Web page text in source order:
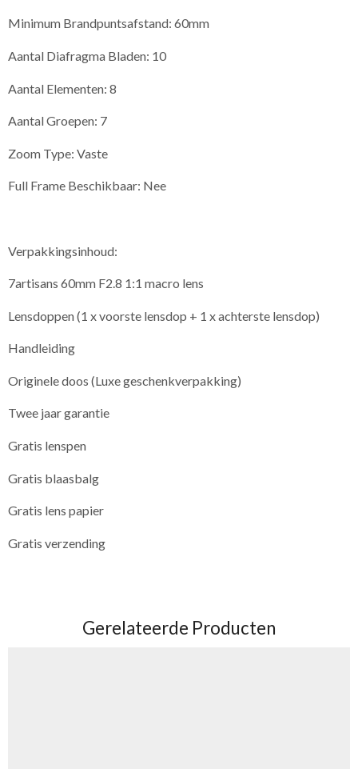
Minimum Brandpuntsafstand: 60mm
Aantal Diafragma Bladen: 10
Aantal Elementen: 8
Aantal Groepen: 7
Zoom Type: Vaste
Full Frame Beschikbaar: Nee
Verpakkingsinhoud:
7artisans 60mm F2.8 1:1 macro lens
Lensdoppen (1 x voorste lensdop + 1 x achterste lensdop)
Handleiding
Originele doos (Luxe geschenkverpakking)
Twee jaar garantie
Gratis lenspen
Gratis blaasbalg
Gratis lens papier
Gratis verzending
Gerelateerde Producten